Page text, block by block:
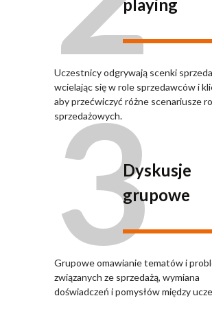
playing
Uczestnicy odgrywają scenki
wcielając się w role sprzedawców i
aby przećwiczyć różne scenariusze
sprzedażowych.
3Dyskusje
grupowe
Grupowe omawianie tematów i
związanych ze sprzedażą, wymiana
doświadczeń i pomysłów między